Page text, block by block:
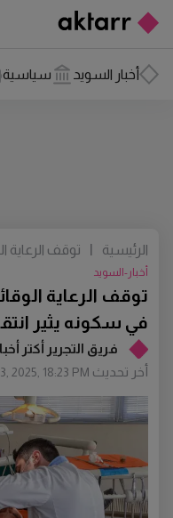
أخبار السويد سياسية
فريق التجرير أكتر
أخر تحديث 2025, 18:23 PM
توقف الرعاية
في سكونه يثير
أخبار-السويد
الرئيسية |
توقف الرعاية